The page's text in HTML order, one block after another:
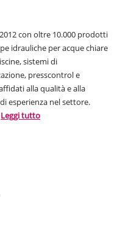
con oltre 10.000 prodotti
idrauliche per acque chiare
sistemi di
presscontrol e
alla qualità e alla
esperienza nel settore.
Leggi tutto